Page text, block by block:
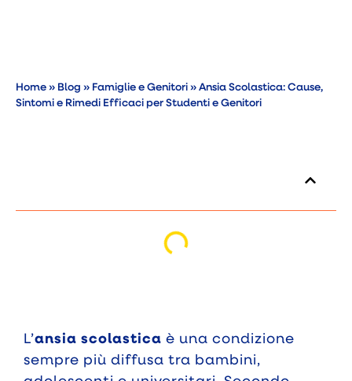
Home» Blog » Famiglie e Genitori»Ansia Scolastica: Cause,
Sintomi e Rimedi Efficaci per Studenti e Genitori
L’ansia scolastica è una condizione
sempre più diffusa tra bambini,